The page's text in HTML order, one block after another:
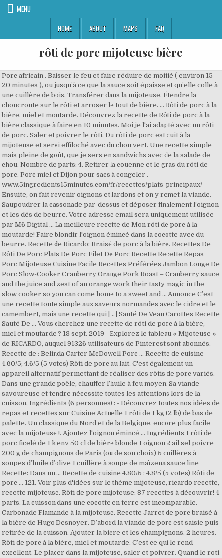
MENU
HOME
ABOUT MAPS FAQ
rôti de porc mijoteuse bière
Porc africain . Baisser le feu et faire réduire de moitié ( environ 15-
20 minutes ), ou jusqu’à ce que la sauce soit épaisse et qu’elle colle à
une cuillère de bois. Transférer dans la mijoteuse. Étendre la
choucroute sur le rôti et arroser le tout de bière. ... Rôti de porc à la
bière, miel et moutarde. Découvrez la recette de Rôti de porc à la
bière classique à faire en 10 minutes. Moi je l'ai adapté avec un rôti
de porc. Saler et poivrer le rôti. Du rôti de porc est cuit à la
mijoteuse et servi effiloché avec du chou vert. Une recette simple
mais pleine de goût, que je sers en sandwichs avec de la salade de
chou. Nombre de parts: 4. Retirer la couenne et le gras du rôti de
porc. Porc miel et Dijon pour sacs à congeler .
www.5ingredients15minutes.com/fr/recettes/plats-principaux/
Ensuite, on fait revenir oignons et lardons et on y remet la viande.
Saupoudrer la cassonade par-dessus et déposer finalement l’oignon
et les dés de beurre. Votre adresse email sera uniquement utilisée
par M6 Digital … La meilleure recette de Mon rôti de porc à la
moutarde! Faire blondir l'oignon émincé dans la cocotte avec du
beurre. Recette de Ricardo: Braisé de porc à la bière. Recettes De
Rôti De Porc Plats De Porc Filet De Porc Recette Recette Repas
Porc Mijoteuse Cuisine Facile Recettes Préférées Jambon Longe De
Porc Slow-Cooker Cranberry Orange Pork Roast – Cranberry sauce
and the juice and zest of an orange work their tasty magic in the
slow cooker so you can come home to a sweet and … Annonce C’est
une recette toute simple aux saveurs normandes avec le cidre et le
camembert, mais une recette qui […] Sauté De Veau Carottes Recette
Sauté De … Vous cherchez une recette de rôti de porc à la bière,
miel et moutarde ? 18 sept. 2019 - Explorez le tableau « Mijoteuse »
de RICARDO, auquel 91326 utilisateurs de Pinterest sont abonnés.
Recette de : Belinda Carter McDowell Porc … Recette de cuisine
4.60/5; 4.6/5 (5 votes) Rôti de porc au lait. C'est également un
appareil alternatif permettant de réaliser des rôtis de porc variés.
Dans une grande poêle, chauffer l’huile à feu moyen. Sa viande
savoureuse et tendre nécessite toutes les attentions lors de la
cuisson. Ingrédients (6 personnes) : - Découvrez toutes nos idées de
repas et recettes sur Cuisine Actuelle 1 rôti de 1 kg (2 lb) de bas de
palette. Un classique du Nord et de la Belgique, encore plus facile
avec la mijoteuse !. Ajoutez l'oignon émincé … Ingrédients 1 rôti de
porc ficelé de 1 k env 50 cl de bière blonde 1 oignon 2 ail sel poivre
200 g de champignons de Paris (ou de son choix) 5 cuillères à
soupes d’huile d’olive 1 cuillère à soupe de maïzena sauce line
Recette: Dans un … Recette de cuisine 4.80/5 ; 4.8/5 (5 votes) Rôti de
porc … 121. Voir plus d'idées sur le thème mijoteuse, ricardo recette,
recette mijoteuse. Rôti de porc mijoteuse: 87 recettes à découvrir! 4
parts. La cuisson dans une cocotte en terre est incomparable.
Carbonade Flamande à la mijoteuse. Recette Jarret de porc braisé à
la bière de Hugo Desnoyer. D’abord la viande de porc est saisie puis
retirée de la cuisson. Ajouter la bière et les champignons. 2 heures.
Rôti de porc à la bière, miel et moutarde. C’est ce qui le rend
excellent. Le placer dans la mijoteuse, saler et poivrer. Quand le roti